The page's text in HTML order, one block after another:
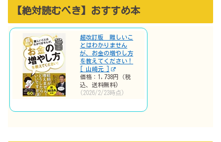
【絶対読むべき】おすすめ本
超改訂版 難しいこ
とはわかりません
が、お金の増やし方
を教えてください！
[ 山崎元 ]
価格：1,738円（税
込、送料無料)
(2026/2/23時点)